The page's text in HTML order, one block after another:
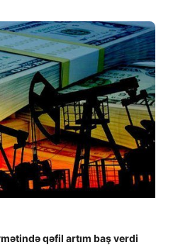
qəfil artım baş verdi